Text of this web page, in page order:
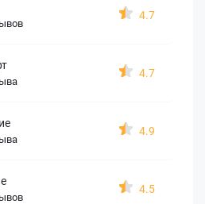
4.7
4.7
4.9
4.5